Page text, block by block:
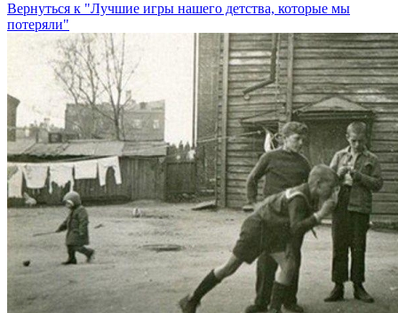
Вернуться к "Лучшие игры нашего детства, которые мы
потеряли"